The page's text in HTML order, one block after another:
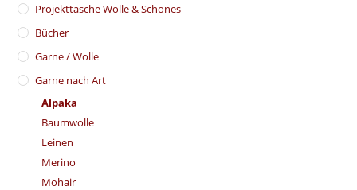
​Projekttasche Wolle & Schönes
Bücher
Garne / Wolle
Garne nach Art
Alpaka
Baumwolle
Leinen
Merino
Mohair